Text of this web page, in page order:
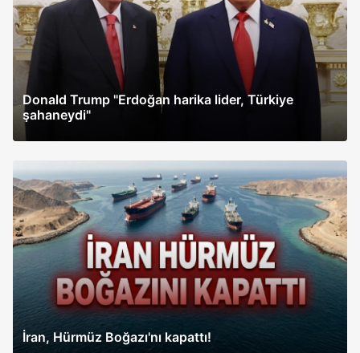
Donald Trump "Erdoğan harika lider, Türkiye
şahaneydi"
İran, Hürmüz Boğazı'nı kapattı!